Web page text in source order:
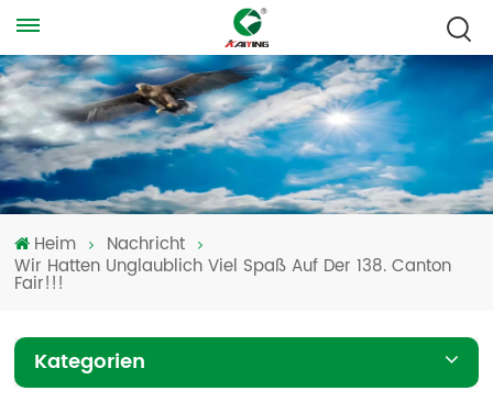
Heim
Nachricht
Wir Hatten Unglaublich Viel Spaß Auf Der 138. Canton
Fair!!!
Kategorien